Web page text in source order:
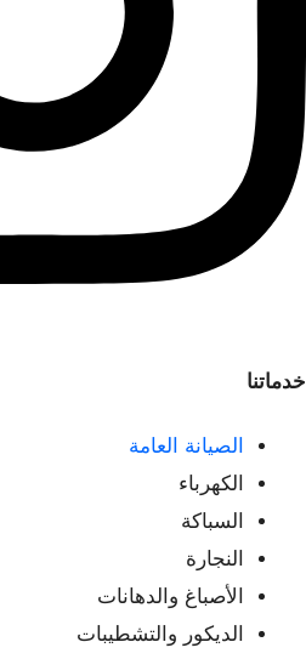
خدماتنا
الصيانة العامة
الكهرباء
السباكة
النجارة
الأصباغ والدهانات
الديكور والتشطيبات